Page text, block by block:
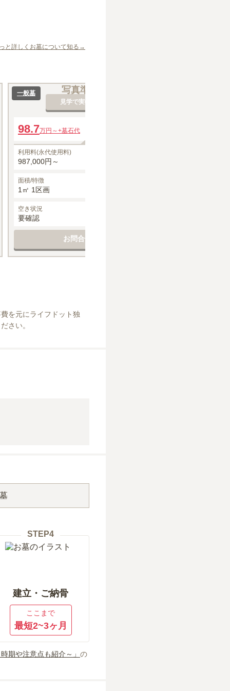
と詳しくお墓について知る→
写真準備中
見学で実物を確認
一般墓
98.7万円～+墓石代
利用料(永代使用料)
987,000円～
面積/特徴
1㎡ 1区画
空き状況
要確認
お問合せする
を元にライフドット独
さい。
STEP4
建立・ご納骨
ここまで
最短2~3ヶ月
期や注意点も紹介～」 の